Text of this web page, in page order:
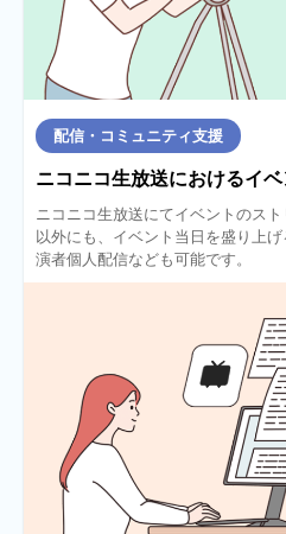
配信・コミュニティ支援
ニコニコ生放送におけるイ
ニコニコ生放送にてイベントのス
以外にも、イベント当日を盛り上
演者個人配信なども可能です。